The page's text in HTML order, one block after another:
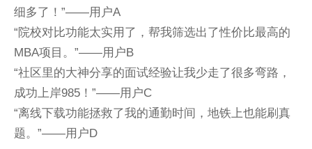
细多了！”——用户A
“院校对比功能太实用了，帮我筛选出了性价比最高的
MBA项目。”——用户B
“社区里的大神分享的面试经验让我少走了很多弯路，
成功上岸985！”——用户C
“离线下载功能拯救了我的通勤时间，地铁上也能刷真
题。”——用户D